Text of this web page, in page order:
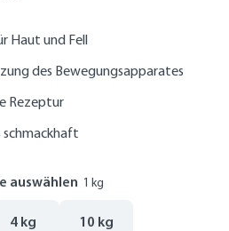
Haut und Fell
des Bewegungsapparates
Rezeptur
schmackhaft
auswählen 1 kg
4 kg 10 kg